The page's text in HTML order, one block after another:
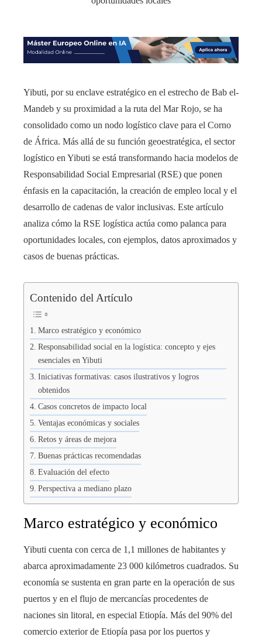
Yibuti, por su enclave estratégico en el estrecho de Bab el-
Mandeb y su proximidad a la ruta del Mar Rojo, se ha
consolidado como un nodo logístico clave para el Corno
de África. Más allá de su función geoestratégica, el sector
logístico en Yibuti se está transformando hacia modelos de
Responsabilidad Social Empresarial (RSE) que ponen
énfasis en la capacitación, la creación de empleo local y el
desarrollo de cadenas de valor inclusivas. Este artículo
analiza cómo la RSE logística actúa como palanca para
oportunidades locales, con ejemplos, datos aproximados y
casos de buenas prácticas.
Contenido del Artículo
Marco estratégico y económico
Responsabilidad social en la logística: concepto y ejes
esenciales en Yibuti
Iniciativas formativas: casos ilustrativos y logros
obtenidos
Casos concretos de impacto local
Ventajas económicas y sociales
Retos y áreas de mejora
Buenas prácticas recomendadas
Evaluación del efecto
Perspectiva a mediano plazo
Marco estratégico y económico
Yibuti cuenta con cerca de 1,1 millones de habitantes y
abarca aproximadamente 23 000 kilómetros cuadrados. Su
economía se sustenta en gran parte en la operación de sus
puertos y en el flujo de mercancías procedentes de
naciones sin litoral, en especial Etiopía. Más del 90% del
comercio exterior de Etiopía pasa por los puertos y